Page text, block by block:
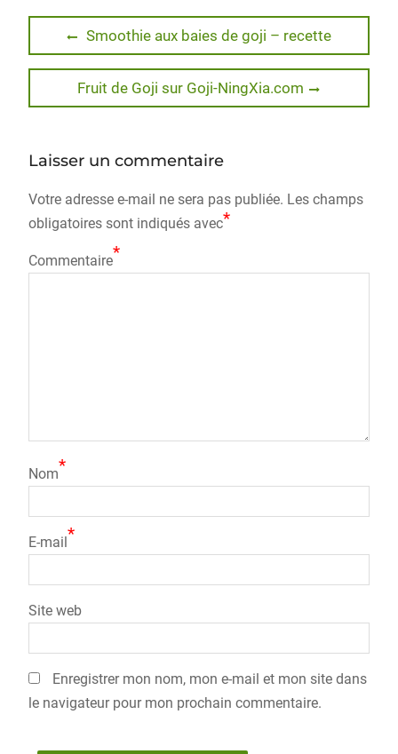
Navigation
de
l’article
Previous
post:
Smoothie aux baies de goji – recette
Next
post:
Fruit de Goji sur Goji-NingXia.com
Laisser un commentaire
Votre adresse e-mail ne sera pas publiée. Les champs
obligatoires sont indiqués avec*
Commentaire*
Nom*
E-mail*
Site web
Enregistrer mon nom, mon e-mail et mon site dans
le navigateur pour mon prochain commentaire.